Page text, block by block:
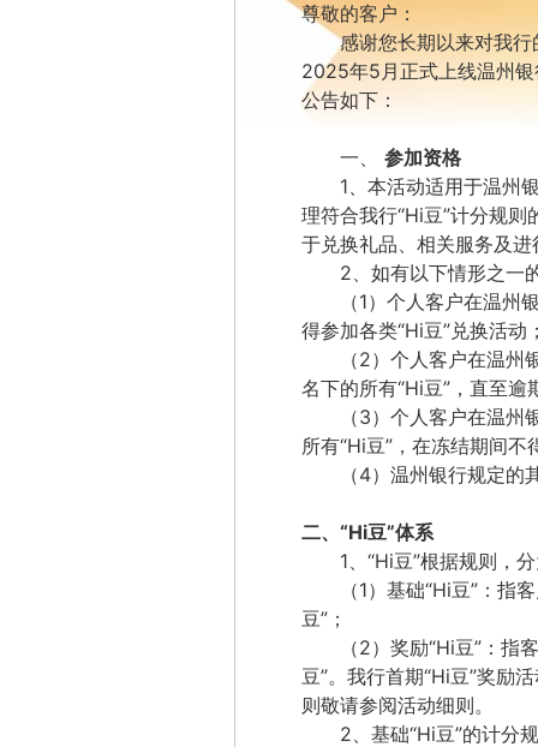
尊敬的客户：
感谢您长期以来对我
2025年5月 正式上线温州
公告如下：
一、 参加资格
1、本活动适用于温州
理符合我行“Hi豆”计分规则
于兑换礼品、相关服务及进
2、如有以下情形之一
（1）个人客户在温州
得参加各类“Hi豆”兑换活动
（2）个人客户在温州
名下的所有“Hi豆”，直至逾
（3）个人客户在温州
所有“Hi豆”，在冻结期间不
（4）温州银行规定的
二、 “Hi豆”体系
1、 “Hi豆”根据规则，
（1） 基础“Hi豆”：指
豆”；
（2）奖励“Hi豆”：指
豆”。 我行首期“Hi豆”奖励
则敬请参阅活动细则。
2、 基础“Hi豆”的计分